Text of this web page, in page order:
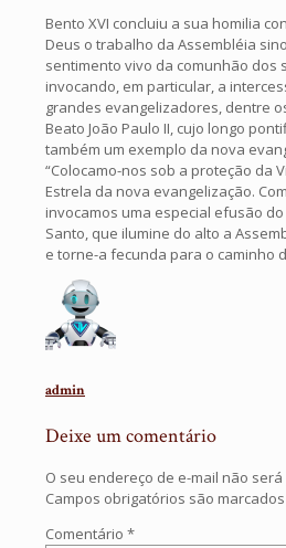
Bento XVI concluiu a sua homilia
Deus o trabalho da Assembléia
sentimento vivo da comunhão dos
invocando, em particular, a
grandes evangelizadores, dentre
Beato João Paulo II, cujo longo
também um exemplo da nova
“Colocamo-nos sob a proteção da
Estrela da nova evangelização.
invocamos uma especial efusão do
Santo, que ilumine do alto a
e torne-a fecunda para o caminho
admin
Deixe um comentário
O seu endereço de e-mail não
Campos obrigatórios são marcados
Comentário *